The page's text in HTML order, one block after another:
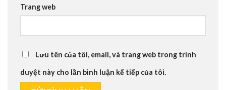
Trang web
Lưu tên của tôi, email, và trang web trong trình
duyệt này cho lần bình luận kế tiếp của tôi.